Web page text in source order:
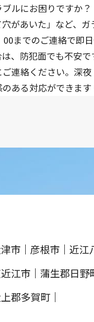
ルにお困りですか
があいた」など、
00までのご連絡で即
は、防犯面でも不安
ご連絡ください。深
ある対応ができます
市 彦根市 近江
江市
蒲生郡日野
郡多賀町